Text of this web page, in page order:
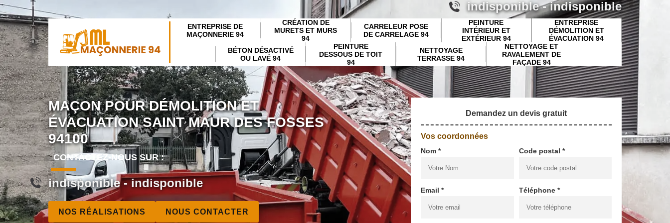
indisponible-indisponible
ENTREPRISE DE
MAÇONNERIE 94
CRÉATION DE
MURETS ET MURS
94
CARRELEUR POSE
DE CARRELAGE 94
PEINTURE
INTÉRIEUR ET
EXTÉRIEUR 94
ENTREPRISE
DÉMOLITION ET
ÉVACUATION 94
BÉTON DÉSACTIVÉ
OU LAVÉ 94
PEINTURE
DESSOUS DE TOIT
94
NETTOYAGE
TERRASSE 94
NETTOYAGE ET
RAVALEMENT DE
FAÇADE 94
MAÇON POUR DÉMOLITION ET
ÉVACUATION SAINT MAUR DES FOSSES
94100
CONTACTEZ-NOUS SUR :
indisponible-indisponible
NOS RÉALISATIONS NOUS CONTACTER
Demandez un devis gratuit
Vos coordonnées
Nom * Code postal *
Email * Téléphone *